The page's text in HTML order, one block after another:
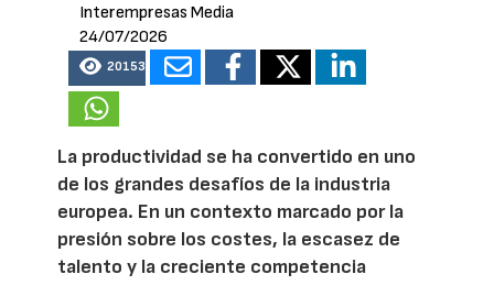
Interempresas Media
24/07/2026
20153
La productividad se ha convertido en uno
de los grandes desafíos de la industria
europea. En un contexto marcado por la
presión sobre los costes, la escasez de
talento y la creciente competencia